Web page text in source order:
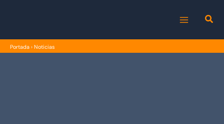
MENU
Portada › Noticias